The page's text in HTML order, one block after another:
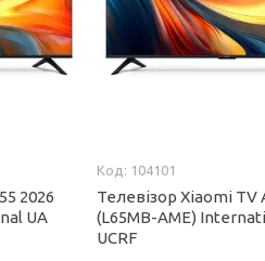
2026
UA
104101
Телевізор Xiaomi TV
(L65MB-AME)
UCRF